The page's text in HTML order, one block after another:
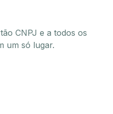
CNPJ e a todos os
um só lugar.